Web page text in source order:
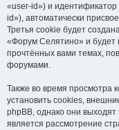
«user-id») и
id»), автоматически
Третья cookie будет
«Форум Селятино» и будет
прочтённых вами темах,
форумами.
Также во время
установить cookies,
phpBB, однако они выходят
является рассмотрение